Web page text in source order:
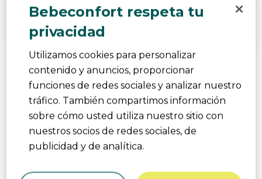
139,99 €Precio original
Disponible
Comparte tus momentos
Bebeconfort
Bebeconfort respeta tu
privacidad
Utilizamos cookies para personalizar
contenido y anuncios, proporcionar
funciones de redes sociales y analizar nuestro
tráfico. También compartimos información
sobre cómo usted utiliza nuestro sitio con
nuestros socios de redes sociales, de
publicidad y de analítica.